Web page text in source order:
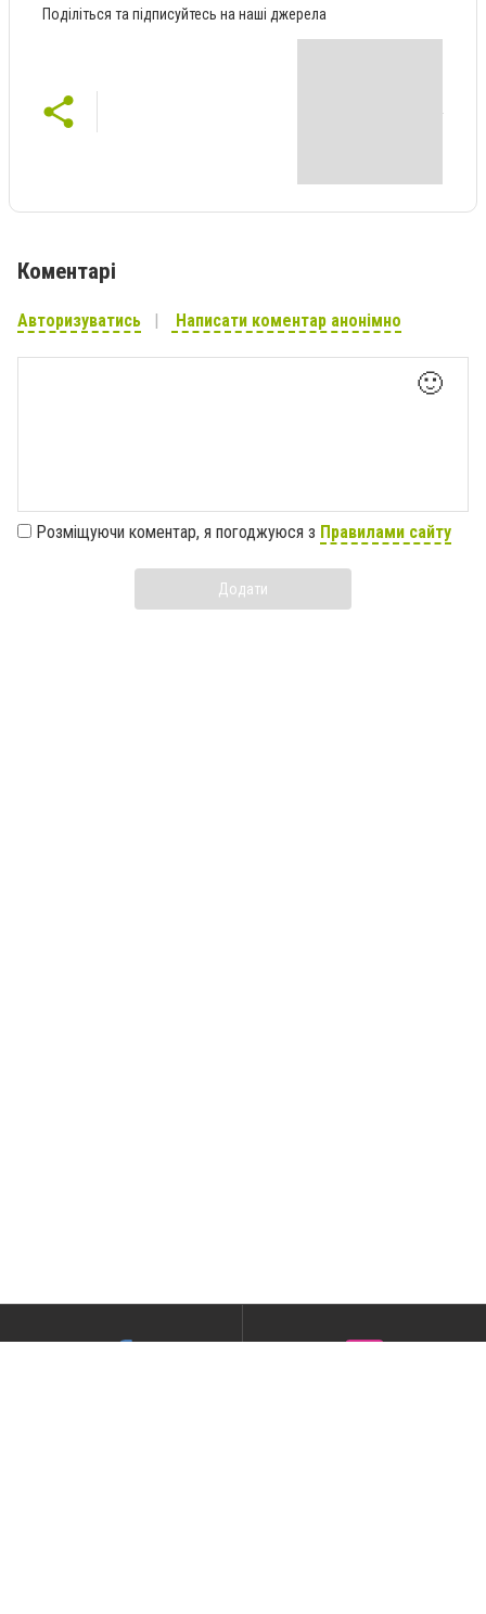
Поділіться та підписуйтесь на наші джерела
Коментарі
Авторизуватись Написати коментар анонімно
🙂
Розміщуючи коментар, я погоджуюся з Правилами сайту
Додати